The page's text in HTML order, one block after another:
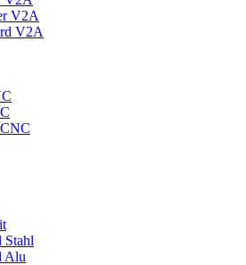
V2A
V2A
Stahl
Alu